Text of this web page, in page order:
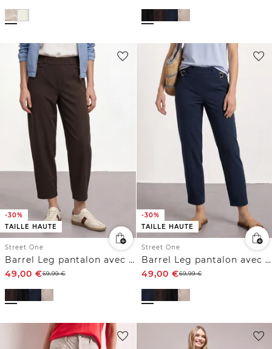
-30%
TAILLE HAUTE
Street One
Barrel Leg pantalon avec détail de boucle
49,00 €69,99€
-30%
TAILLE HAUTE
Street One
Barrel Leg pantalon avec détail de boucle
49,00 €69,99€